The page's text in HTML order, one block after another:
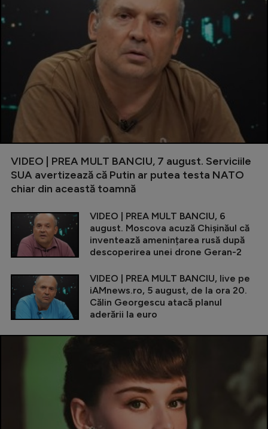
VIDEO | PREA MULT BANCIU, 7 august. Serviciile
SUA avertizează că Putin ar putea testa NATO
chiar din această toamnă
VIDEO | PREA MULT BANCIU, 6
august. Moscova acuză Chișinăul că
inventează amenințarea rusă după
descoperirea unei drone Geran-2
VIDEO | PREA MULT BANCIU, live pe
iAMnews.ro, 5 august, de la ora 20.
Călin Georgescu atacă planul
aderării la euro